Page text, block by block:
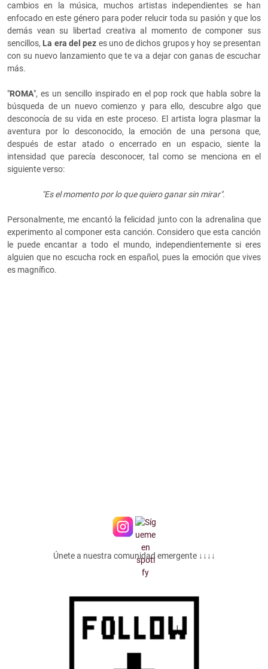
cambios en la música, muchos artistas independientes se han
enfocado en este género para poder relucir toda su pasión y que los
demás vean su libertad creativa al momento de componer sus
sencillos, La era del pez es uno de dichos grupos y hoy se presentan
con su nuevo lanzamiento que te va a dejar con ganas de escuchar
más.
"ROMA", es un sencillo inspirado en el pop rock que habla sobre la
búsqueda de un nuevo comienzo y para ello, descubre algo que
desconocía de su vida en este proceso. El artista logra plasmar la
aventura por lo desconocido, la emoción de una persona que,
después de estar atado o encerrado en un espacio, siente la
intensidad que parecía desconocer, tal como se menciona en el
siguiente verso:
"Es el momento por lo que quiero ganar sin mirar".
Personalmente, me encantó la felicidad junto con la adrenalina que
experimento al componer esta canción. Considero que esta canción
le puede encantar a todo el mundo, independientemente si eres
alguien que no escucha rock en español, pues la emoción que vives
es magnífico.
Únete a nuestra comunidad emergente ↓↓↓↓